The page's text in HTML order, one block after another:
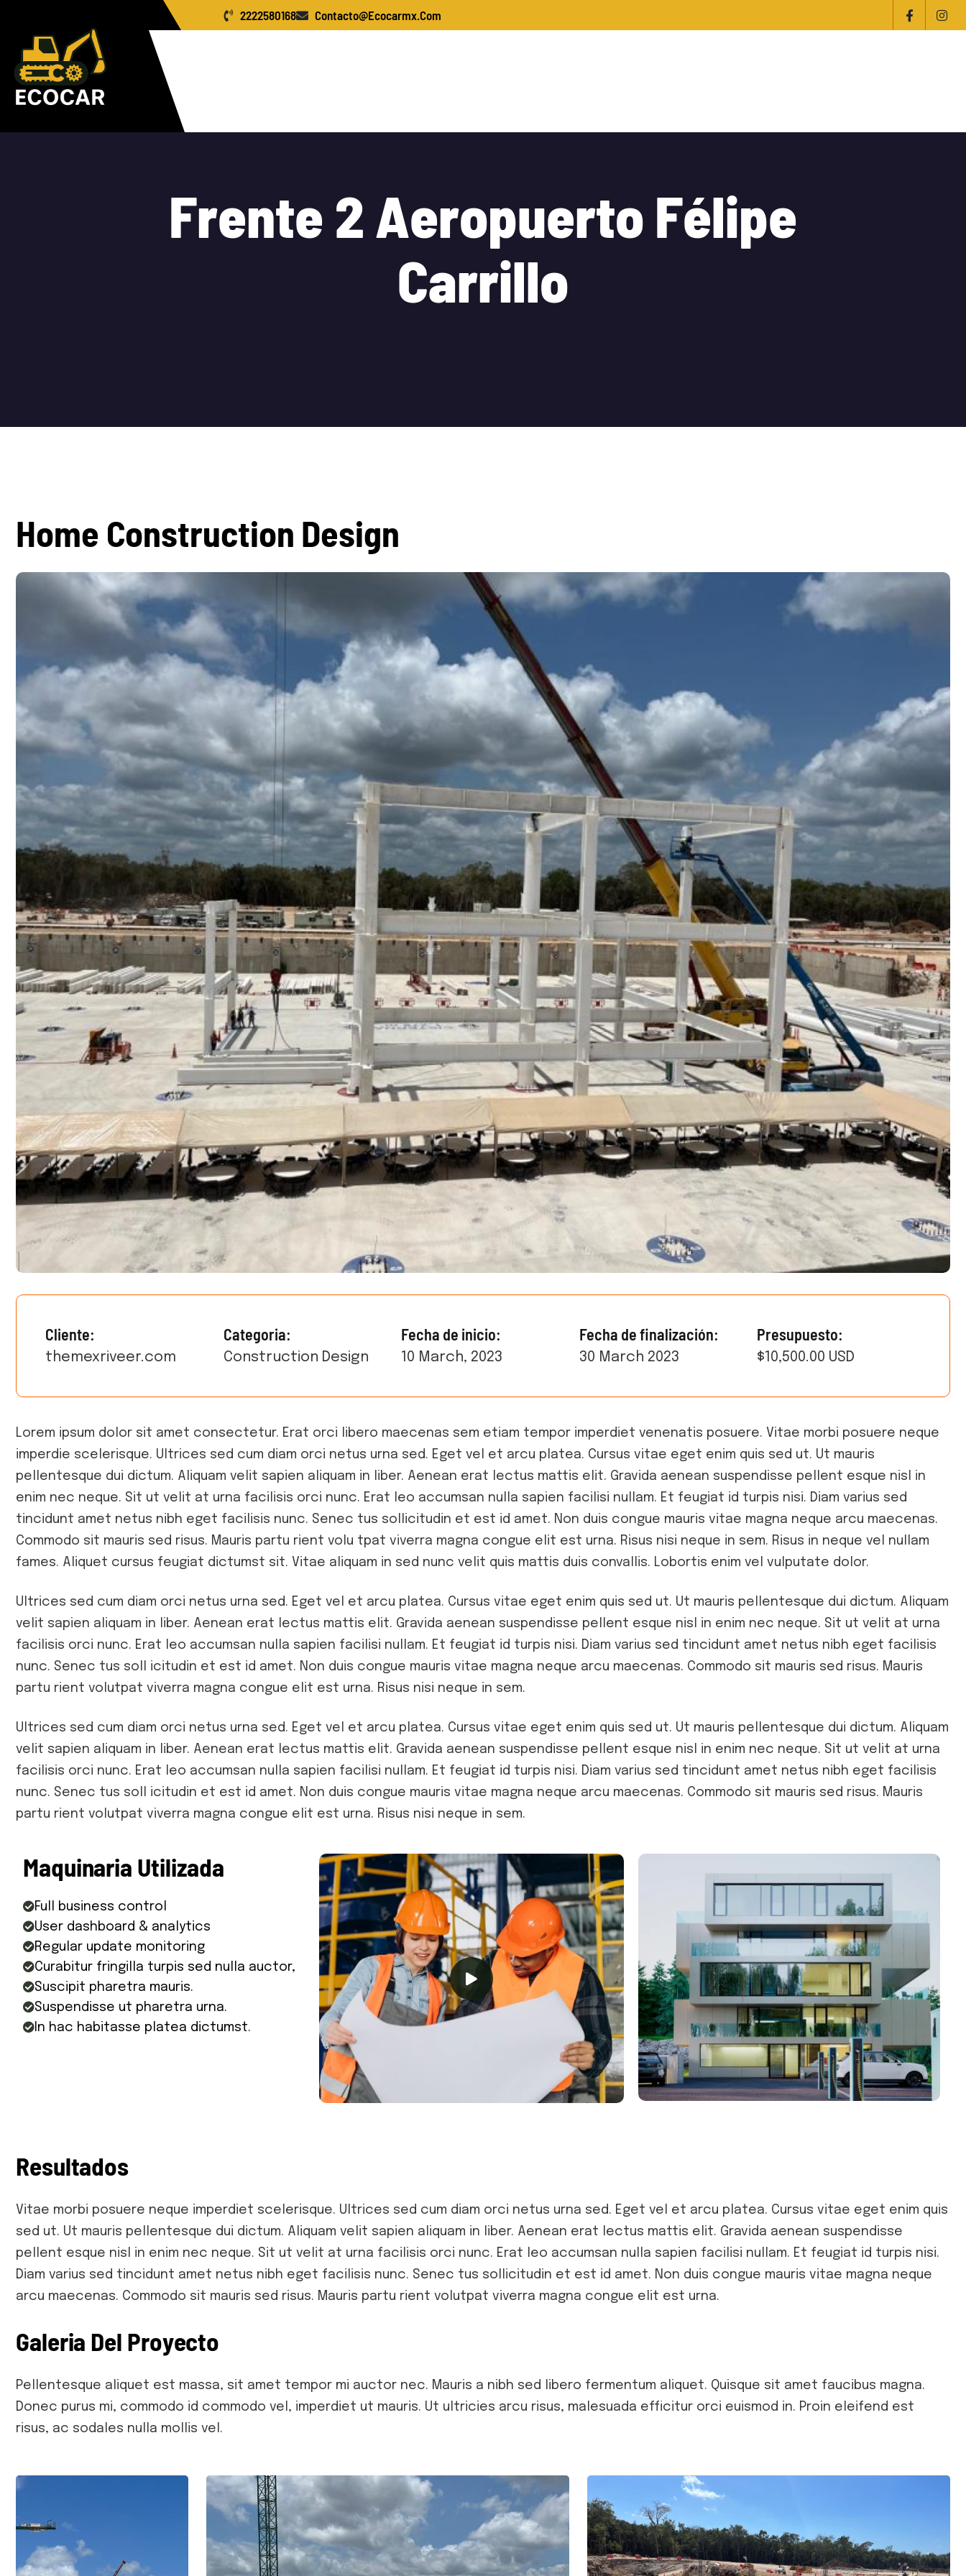
2222580168 Contacto@ecocarmx.com
Frente 2AeropuertoFélipe
Carrillo
Home Construction Design
Cliente:
themexriveer.com
Categoria:
Construction Design
Fecha de inicio:
10 March, 2023
Fecha de finalización:
30 March 2023
Presupuesto:
$10,500.00 USD
Lorem ipsum dolor sit amet consectetur. Erat orci libero maecenas sem etiam tempor imperdiet venenatis posuere. Vitae morbi posuere neque
imperdie scelerisque. Ultrices sed cum diam orci netus urna sed. Eget vel et arcu platea. Cursus vitae eget enim quis sed ut. Ut mauris
pellentesque dui dictum. Aliquam velit sapien aliquam in liber. Aenean erat lectus mattis elit. Gravida aenean suspendisse pellent esque nisl in
enim nec neque. Sit ut velit at urna facilisis orci nunc. Erat leo accumsan nulla sapien facilisi nullam. Et feugiat id turpis nisi. Diam varius sed
tincidunt amet netus nibh eget facilisis nunc. Senec tus sollicitudin et est id amet. Non duis congue mauris vitae magna neque arcu maecenas.
Commodo sit mauris sed risus. Mauris partu rient volu tpat viverra magna congue elit est urna. Risus nisi neque in sem. Risus in neque vel nullam
fames. Aliquet cursus feugiat dictumst sit. Vitae aliquam in sed nunc velit quis mattis duis convallis. Lobortis enim vel vulputate dolor.
Ultrices sed cum diam orci netus urna sed. Eget vel et arcu platea. Cursus vitae eget enim quis sed ut. Ut mauris pellentesque dui dictum. Aliquam
velit sapien aliquam in liber. Aenean erat lectus mattis elit. Gravida aenean suspendisse pellent esque nisl in enim nec neque. Sit ut velit at urna
facilisis orci nunc. Erat leo accumsan nulla sapien facilisi nullam. Et feugiat id turpis nisi. Diam varius sed tincidunt amet netus nibh eget facilisis
nunc. Senec tus soll icitudin et est id amet. Non duis congue mauris vitae magna neque arcu maecenas. Commodo sit mauris sed risus. Mauris
partu rient volutpat viverra magna congue elit est urna. Risus nisi neque in sem.
Ultrices sed cum diam orci netus urna sed. Eget vel et arcu platea. Cursus vitae eget enim quis sed ut. Ut mauris pellentesque dui dictum. Aliquam
velit sapien aliquam in liber. Aenean erat lectus mattis elit. Gravida aenean suspendisse pellent esque nisl in enim nec neque. Sit ut velit at urna
facilisis orci nunc. Erat leo accumsan nulla sapien facilisi nullam. Et feugiat id turpis nisi. Diam varius sed tincidunt amet netus nibh eget facilisis
nunc. Senec tus soll icitudin et est id amet. Non duis congue mauris vitae magna neque arcu maecenas. Commodo sit mauris sed risus. Mauris
partu rient volutpat viverra magna congue elit est urna. Risus nisi neque in sem.
Maquinaria Utilizada
Full business control
User dashboard & analytics
Regular update monitoring
Curabitur fringilla turpis sed nulla auctor,
Suscipit pharetra mauris.
Suspendisse ut pharetra urna.
In hac habitasse platea dictumst.
Resultados
Vitae morbi posuere neque imperdiet scelerisque. Ultrices sed cum diam orci netus urna sed. Eget vel et arcu platea. Cursus vitae eget enim quis
sed ut. Ut mauris pellentesque dui dictum. Aliquam velit sapien aliquam in liber. Aenean erat lectus mattis elit. Gravida aenean suspendisse
pellent esque nisl in enim nec neque. Sit ut velit at urna facilisis orci nunc. Erat leo accumsan nulla sapien facilisi nullam. Et feugiat id turpis nisi.
Diam varius sed tincidunt amet netus nibh eget facilisis nunc. Senec tus sollicitudin et est id amet. Non duis congue mauris vitae magna neque
arcu maecenas. Commodo sit mauris sed risus. Mauris partu rient volutpat viverra magna congue elit est urna.
Galeria Del Proyecto
Pellentesque aliquet est massa, sit amet tempor mi auctor nec. Mauris a nibh sed libero fermentum aliquet. Quisque sit amet faucibus magna.
Donec purus mi, commodo id commodo vel, imperdiet ut mauris. Ut ultricies arcu risus, malesuada efficitur orci euismod in. Proin eleifend est
risus, ac sodales nulla mollis vel.